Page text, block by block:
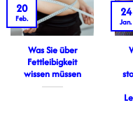
Was Sie über
Fettleibigkeit
wissen müssen
20
Feb. 24
Jan.